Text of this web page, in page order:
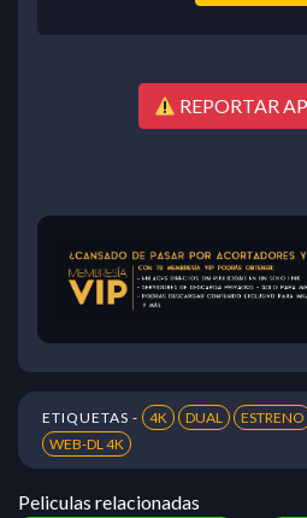
REPORTAR
ETIQUETAS - 4K DUAL ESTRENO
WEB-DL 4K
Peliculas relacionadas